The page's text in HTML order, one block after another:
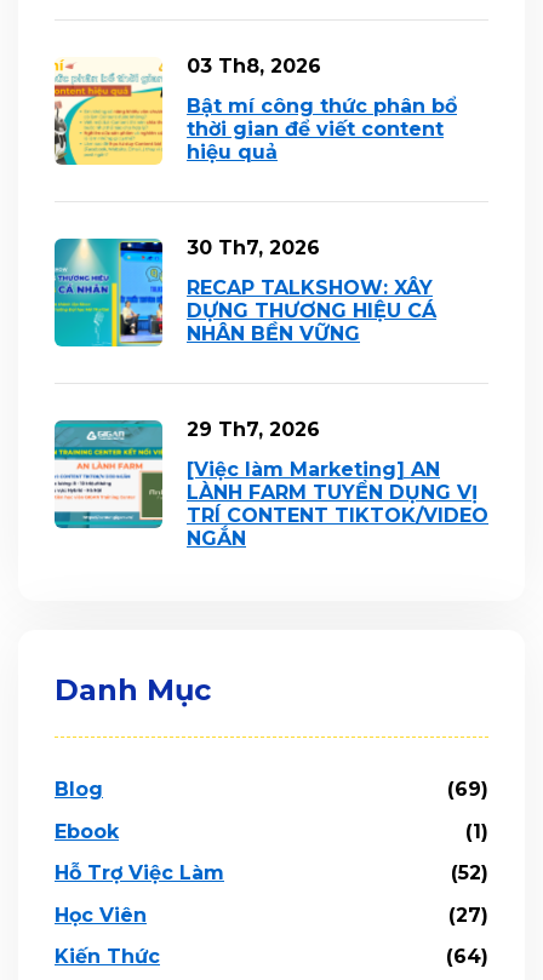
03 Th8, 2026
Bật mí công thức phân bổ
thời gian để viết content
hiệu quả
30 Th7, 2026
RECAP TALKSHOW: XÂY
DỰNG THƯƠNG HIỆU CÁ
NHÂN BỀN VỮNG
29 Th7, 2026
[Việc làm Marketing] AN
LÀNH FARM TUYỂN DỤNG VỊ
TRÍ CONTENT TIKTOK/VIDEO
NGẮN
Danh Mục
Blog
(69)
Ebook
(1)
Hỗ Trợ Việc Làm
(52)
Học Viên
(27)
Kiến Thức
(64)